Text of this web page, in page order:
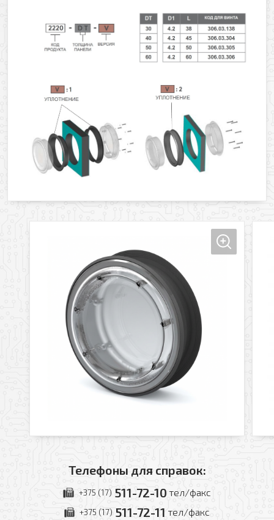
Телефоны для справок:
+375 (17) 511-72-10 тел/факс
+375 (17) 511-72-11 тел/факс
Заказать обратный звонок
Оформить заявку
Ваш телефон
Добавить файл
Комментарий к заказу